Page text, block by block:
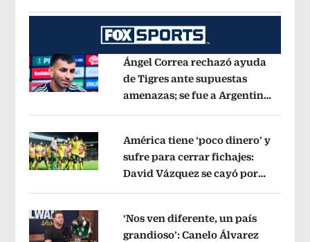
Opens in new window
Ángel Correa rechazó ayuda
de Tigres ante supuestas
amenazas; se fue a Argentina
Opens in new window
América tiene ‘poco dinero’ y
sufre para cerrar fichajes:
David Vázquez se cayó por
‘Nos ven diferente, un país
grandioso’: Canelo Álvarez